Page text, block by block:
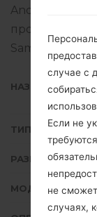
Android S
прошить
Samsung
НАЗВАНИЕ
ТИП ПРОШИВКИ
РАЗМЕР ФАЙЛА
МОДЕЛЬ
случае с
Если не
не
случаях,